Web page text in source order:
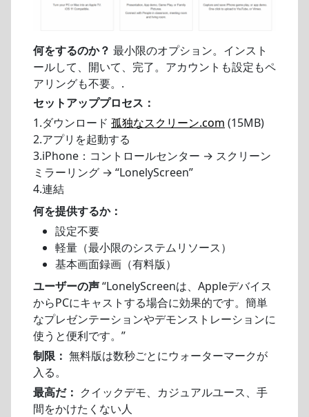
何をするのか？ 最小限のオプション。インスト
ールして、開いて、完了。アカウントも設定もペ
アリングも不要。.
セットアッププロセス：
1.ダウンロード 孤独なスクリーン.com (15MB)
2.アプリを起動する
3.iPhone：コントロールセンター → スクリーン
ミラーリング → “LonelyScreen”
4.連結
何を提供するか：
設定不要
軽量（最小限のシステムリソース）
基本画面録画（有料版）
ユーザーの声“LonelyScreenは、Appleデバイス
からPCにキャストする場合に効果的です。簡単
なプレゼンテーションやデモンストレーションに
使うと便利です。”
制限： 無料版は数秒ごとにウォーターマークが
入る。
最高だ： クイックデモ、カジュアルユース、手
間をかけたくない人